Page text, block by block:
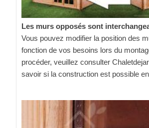
Les murs opposés sont
Vous pouvez modifier la position des
fonction de vos besoins lors du
procéder, veuillez consulter
savoir si la construction est possible